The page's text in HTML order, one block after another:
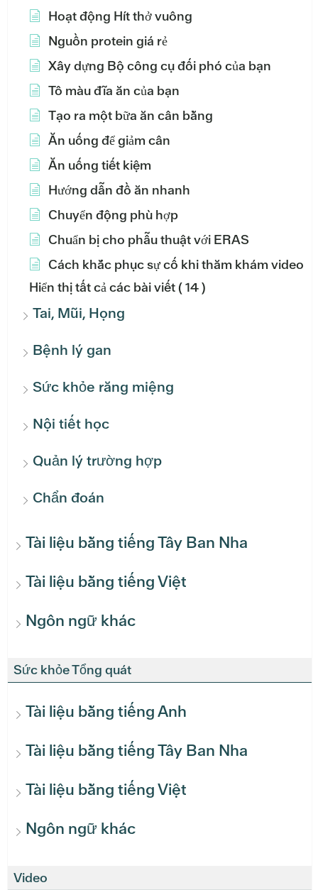
Hoạt động Hít thở vuông
Nguồn protein giá rẻ
Xây dựng Bộ công cụ đối phó của bạn
Tô màu đĩa ăn của bạn
Tạo ra một bữa ăn cân bằng
Ăn uống để giảm cân
Ăn uống tiết kiệm
Hướng dẫn đồ ăn nhanh
Chuyển động phù hợp
Chuẩn bị cho phẫu thuật với ERAS
Cách khắc phục sự cố khi thăm khám video
Hiển thị tất cả các bài viết( 14 )
Tai, Mũi, Họng
Bệnh lý gan
Sức khỏe răng miệng
Nội tiết học
Quản lý trường hợp
Chẩn đoán
Tài liệu bằng tiếng Tây Ban Nha
Tài liệu bằng tiếng Việt
Ngôn ngữ khác
Sức khỏe Tổng quát
Tài liệu bằng tiếng Anh
Tài liệu bằng tiếng Tây Ban Nha
Tài liệu bằng tiếng Việt
Ngôn ngữ khác
Video